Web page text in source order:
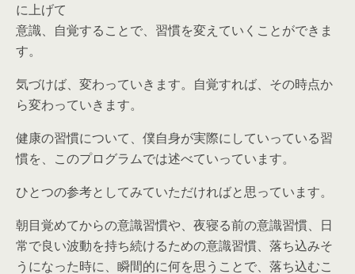
に上げて
意識、自覚することで、習慣を変えていくことができま
す。
気づけば、変わっていきます。自覚すれば、その時点か
ら変わっていきます。
健康の習慣について、僕自身が実際にしていっている習
慣を、このプログラムでは述べていっています。
ひとつの参考としてみていただければと思っています。
朝目覚めてからの意識習慣や、夜寝る前の意識習慣、日
常で良い波動を持ち続けるための意識習慣、落ち込みそ
うになった時に、瞬間的に何を思うことで、落ち込むこ